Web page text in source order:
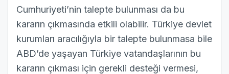
Cumhuriyeti’nin talepte bulunması da bu
kararın çıkmasında etkili olabilir. Türkiye devlet
kurumları aracılığıyla bir talepte bulunmasa bile
ABD’de yaşayan Türkiye vatandaşlarının bu
kararın çıkması için gerekli desteği vermesi,